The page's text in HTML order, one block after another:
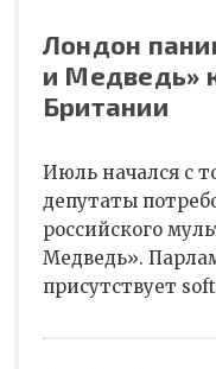
Лондон
и Медведь»
Британии
Июль начался с
депутаты
российского
Медведь».
присутствует